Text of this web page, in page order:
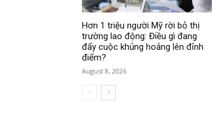
Hơn 1 triệu người Mỹ rời bỏ thị
trường lao động: Điều gì đang
đẩy cuộc khủng hoảng lên đỉnh
điểm?
August 8, 2026